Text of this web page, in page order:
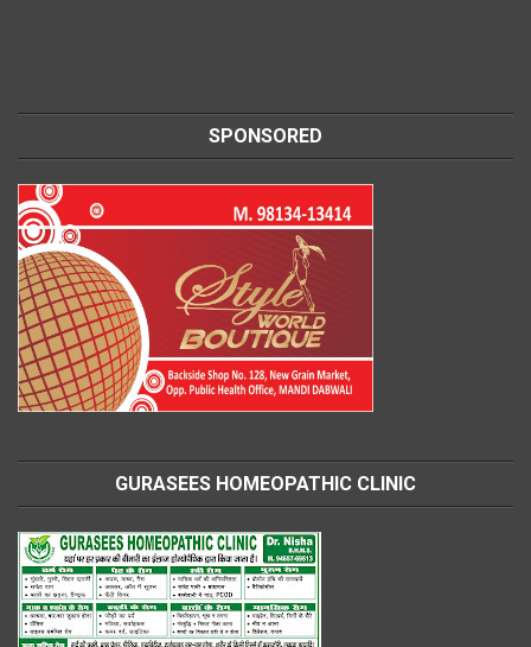
SPONSORED
GURASEES HOMEOPATHIC CLINIC